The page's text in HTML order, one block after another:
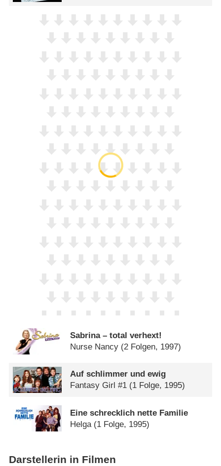
Sabrina – total verhext!
Nurse Nancy (2 Folgen, 1997)
Auf schlimmer und ewig
Fantasy Girl #1 (1 Folge, 1995)
Eine schrecklich nette Familie
Helga (1 Folge, 1995)
Darstellerin in Filmen